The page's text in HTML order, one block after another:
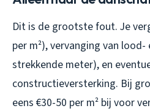
Dit is de grootste fout. Je
per m²), vervanging van
strekkende meter), en
constructieversterking. Bij
eens €30-50 per m² bij voor